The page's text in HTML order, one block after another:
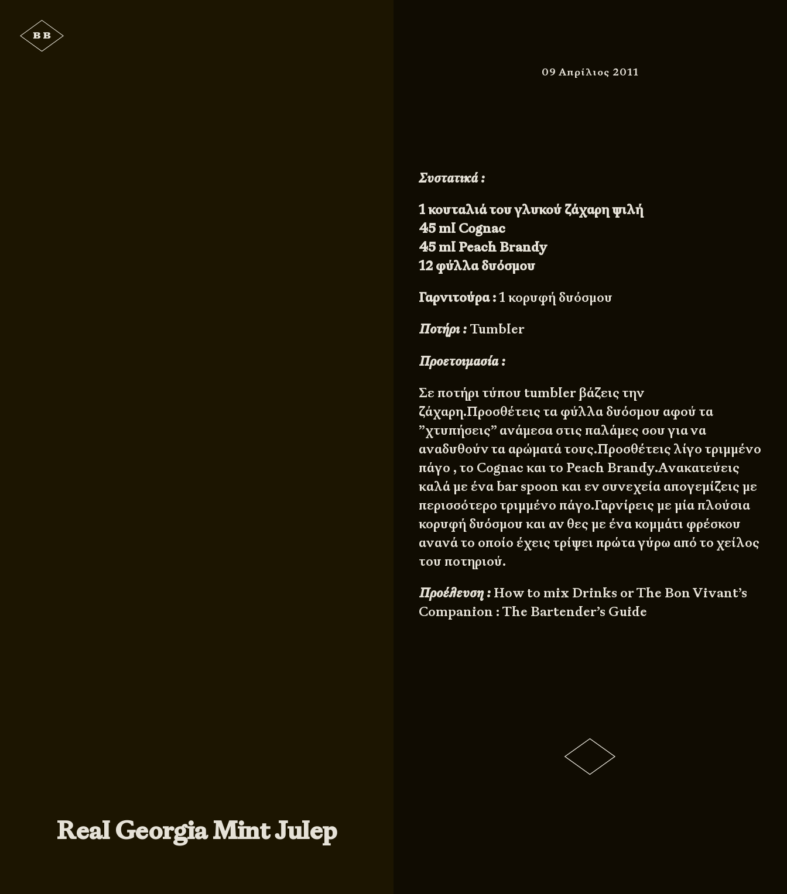
Real Georgia Mint Julep
09 Απρίλιος 2011
Συστατικά :
1 κουταλιά του γλυκού ζάχαρη ψιλή
45 ml Cognac
45 ml Peach Brandy
12 φύλλα δυόσμου
Γαρνιτούρα :1 κορυφή δυόσμου
Ποτήρι : Tumbler
Προετοιμασία :
Σε ποτήρι τύπου tumbler βάζεις την
ζάχαρη.Προσθέτεις τα φύλλα δυόσμου αφού τα
”χτυπήσεις” ανάμεσα στις παλάμες σου για να
αναδυθούν τα αρώματά τους.Προσθέτεις λίγο τριμμένο
πάγο , το Cognac και το Peach Brandy.Ανακατεύεις
καλά με ένα bar spoon και εν συνεχεία απογεμίζεις με
περισσότερο τριμμένο πάγο.Γαρνίρεις με μία πλούσια
κορυφή δυόσμου και αν θες με ένα κομμάτι φρέσκου
ανανά το οποίο έχεις τρίψει πρώτα γύρω από το χείλος
του ποτηριού.
Προέλευση : How to mix Drinks or The Bon Vivant’s
Companion : The Bartender’s Guide